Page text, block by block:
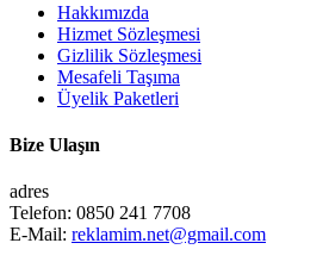
Hakkımızda
Hizmet Sözleşmesi
Gizlilik Sözleşmesi
Mesafeli Taşıma
Üyelik Paketleri
Bize Ulaşın
adres
Telefon: 0850 241 7708
E-Mail: reklamim.net@gmail.com